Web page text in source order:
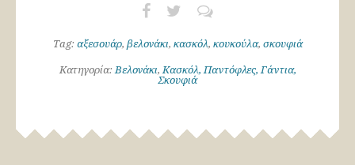
Tag: αξεσουάρ, βελονάκι, κασκόλ, κουκούλα, σκουφιά
Κατηγορία:Βελονάκι,Κασκόλ, Παντόφλες, Γάντια,
Σκουφιά